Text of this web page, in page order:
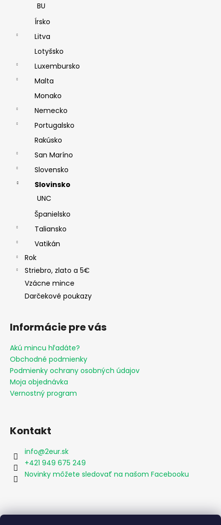
BU
Írsko
Litva
Lotyšsko
Luxembursko
Malta
Monako
Nemecko
Portugalsko
Rakúsko
San Maríno
Slovensko
Slovinsko
UNC
Španielsko
Taliansko
Vatikán
Rok
Striebro, zlato a 5€
Vzácne mince
Darčekové poukazy
Informácie pre vás
Akú mincu hľadáte?
Obchodné podmienky
Podmienky ochrany osobných údajov
Moja objednávka
Vernostný program
Kontakt
info@2eur.sk
+421 949 675 249
Novinky môžete sledovať na našom Facebooku